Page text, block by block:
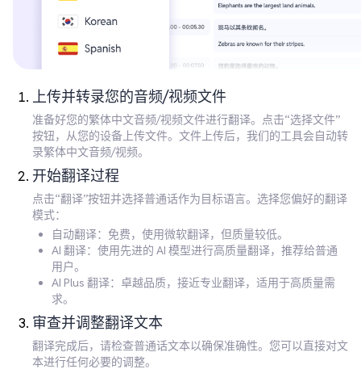
上传并转录您的音频/视频文件
准备好您的繁体中文音频/视频文件进行翻译。点击“选择文件”
按钮，从您的设备上传文件。文件上传后，我们的工具会自动转
录繁体中文音频/视频。
开始翻译过程
点击“翻译”按钮并选择普通话作为目标语言。选择您偏好的翻译
模式：
自动翻译：免费，使用微软翻译，但质量较低。
AI 翻译：使用先进的 AI 模型进行高质量翻译，推荐给普通
用户。
AI Plus 翻译：卓越品质，接近专业翻译，适用于高质量需
求。
审查并调整翻译文本
翻译完成后，请检查普通话文本以确保准确性。您可以直接对文
本进行任何必要的调整。